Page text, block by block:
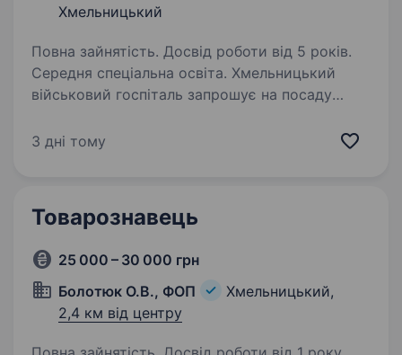
Хмельницький
Повна зайнятість. Досвід роботи від 5 років.
Середня спеціальна освіта. Хмельницький
військовий госпіталь запрошує на посаду
організації ефективної роботи нашого
3 дні тому
Товарознавець
25 000 – 30 000 грн
Болотюк О.В., ФОП
Хмельницький,
2,4 км від центру